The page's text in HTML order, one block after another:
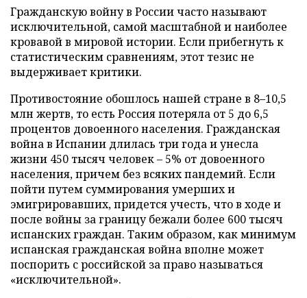
Гражданскую войну в России часто называют
исключительной, самой масштабной и наиболее
кровавой в мировой истории. Если прибегнуть к
статистическим сравнениям, этот тезис не
выдерживает критики.
Противостояние обошлось нашей стране в 8–10,5
млн жертв, то есть Россия потеряла от 5 до 6,5
процентов довоенного населения. Гражданская
война в Испании длилась три года и унесла
жизни 450 тысяч человек – 5% от довоенного
населения, причем без всяких пандемий. Если
пойти путем суммирования умерших и
эмигрировавших, придется учесть, что в ходе и
после войны за границу бежали более 600 тысяч
испанских граждан. Таким образом, как минимум
испанская гражданская война вполне может
поспорить с российской за право называться
«исключительной».